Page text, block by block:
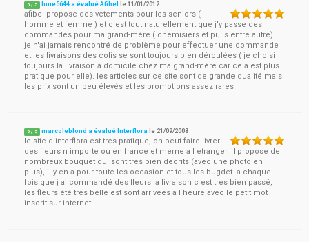
5 / 5 lune5644 a évalué Afibel le11/01/2012
afibel propose des vetements pour les seniors (
homme et femme ) et c'est tout naturellement que j'y passe des
commandes pour ma grand-mère ( chemisiers et pulls entre autre) .
je n'ai jamais rencontré de problème pour effectuer une commande
et les livraisons des colis se sont toujours bien déroulées ( je choisi
toujours la livraison à domicile chez ma grand-mère car cela est plus
pratique pour elle). les articles sur ce site sont de grande qualité mais
les prix sont un peu élevés et les promotions assez rares.
5 / 5 marcoleblond a évalué Interflora le 21/09/2008
le site d'interflora est tres pratique, on peut faire livrer
des fleurs n importe ou en france et meme a l etranger. il propose de
nombreux bouquet qui sont tres bien decrits (avec une photo en
plus), il y en a pour toute les occasion et tous les bugdet. a chaque
fois que j ai commandé des fleurs la livraison c est tres bien passé,
les fleurs été tres belle est sont arrivées a l heure avec le petit mot
inscrit sur internet.